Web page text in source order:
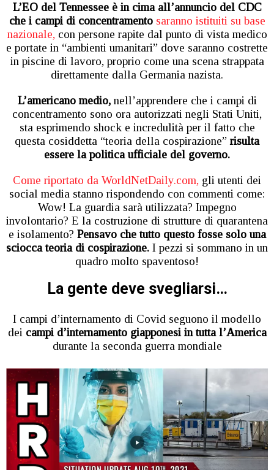
L’EO del Tennessee è in cima all’annuncio del CDC
che i campi di concentramentosaranno istituiti su base
nazionale, con persone rapite dal punto di vista medico
e portate in “ambienti umanitari” dove saranno costrette
in piscine di lavoro, proprio come una scena strappata
direttamente dalla Germania nazista.
L’americano medio,nell’apprendere che i campi di
concentramento sono ora autorizzati negli Stati Uniti,
sta esprimendo shock e incredulità per il fatto che
questa cosiddetta “teoria della cospirazione” risulta
essere la politica ufficiale del governo.
Come riportato da WorldNetDaily.com, gli utenti dei
social media stanno rispondendo con commenti come:
Wow! La guardia sarà utilizzata? Impegno
involontario? E la costruzione di strutture di quarantena
e isolamento? Pensavo che tutto questo fosse solo una
sciocca teoria di cospirazione. I pezzi si sommano in un
quadro molto spaventoso!
La gente deve svegliarsi…
I campi d’internamento di Covid seguono il modello
dei campi d’internamento giapponesi in tutta l’America
durante la seconda guerra mondiale